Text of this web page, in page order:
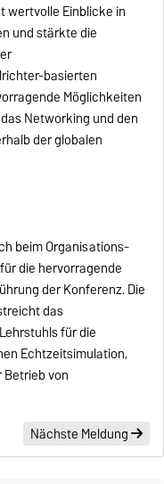
wertvolle Einblicke in
und stärkte die
basierten
Möglichkeiten
Networking und den
der globalen
beim Organisations-
die hervorragende
der Konferenz. Die
das
für die
Echtzeitsimulation,
von
Nächste Meldung